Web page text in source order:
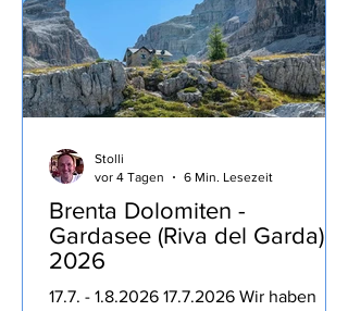
Brenta Dolomiten -
2026
Stolli
vor 4 Tagen
6 Min. Lesezeit